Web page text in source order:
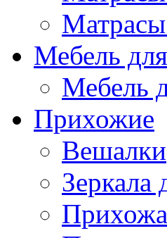
Мебель
Мебель
Прихожие
Вешалки
Зеркала